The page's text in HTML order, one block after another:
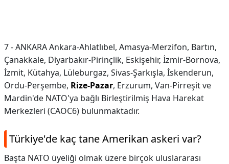
7 - ANKARA Ankara-Ahlatlıbel, Amasya-Merzifon, Bartın,
Çanakkale, Diyarbakır-Pirinçlik, Eskişehir, İzmir-Bornova,
İzmit, Kütahya, Lüleburgaz, Sivas-Şarkışla, İskenderun,
Ordu-Perşembe, Rize-Pazar, Erzurum, Van-Pirreşit ve
Mardin'de NATO'ya bağlı Birleştirilmiş Hava Harekat
Merkezleri (CAOC6) bulunmaktadır.
Türkiye'de kaç tane Amerikan askeri var?
Başta NATO üyeliği olmak üzere birçok uluslararası